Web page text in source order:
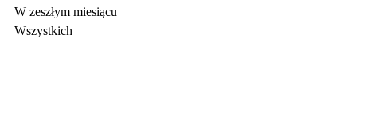
W zeszłym miesiącu
Wszystkich